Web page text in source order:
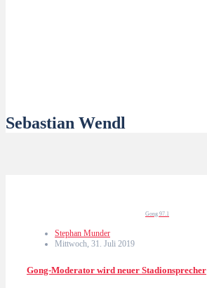
Sebastian Wendl
Gong 97.1
Stephan Munder
Mittwoch, 31. Juli 2019
Gong-Moderator wird neuer Stadionsprecher